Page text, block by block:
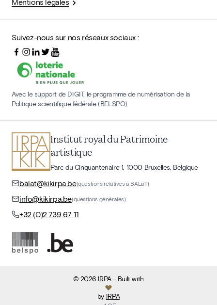
Suivez-nous sur nos réseaux sociaux :
Avec le support de DIGIT, le programme de numérisation de la
Politique scientifique fédérale (BELSPO)
Institut royal du Patrimoine
artistique
Parc du Cinquantenaire 1, 1000 Bruxelles, Belgique
balat@kikirpa.be(questions relatives à BALaT)
info@kikirpa.be(questions générales)
+32 (0)2 739 67 11
©2026 IRPA- Built with
by IRPA